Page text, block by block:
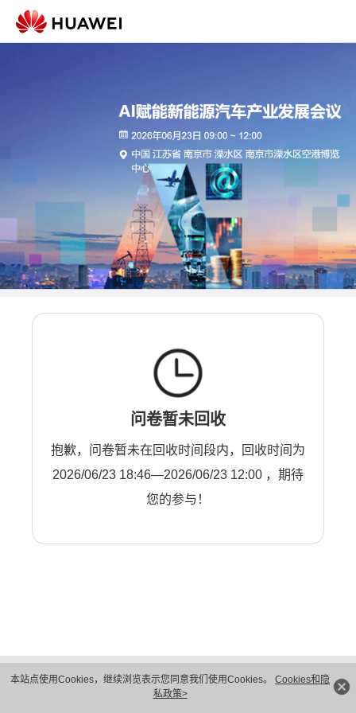
本站点使用Cookies，继续浏览表示您同意我们使用Cookies。 Cookies和隐
私政策>
问卷暂未回收
抱歉，问卷暂未在回收时间段内，回收时间为
2026/06/23 18:46—2026/06/23 12:00 ，期待
您的参与！
隐私保护
法律声明